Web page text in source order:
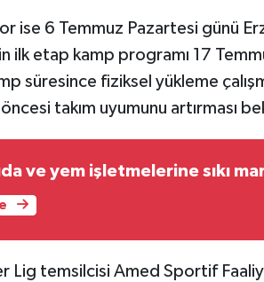
ise 6 Temmuz Pazartesi günü
ilk etap kamp programı 17
süresince fiziksel yükleme
öncesi takım uyumunu artırması
ve yem işletmelerine sıkı
Lig temsilcisi Amed Sportif